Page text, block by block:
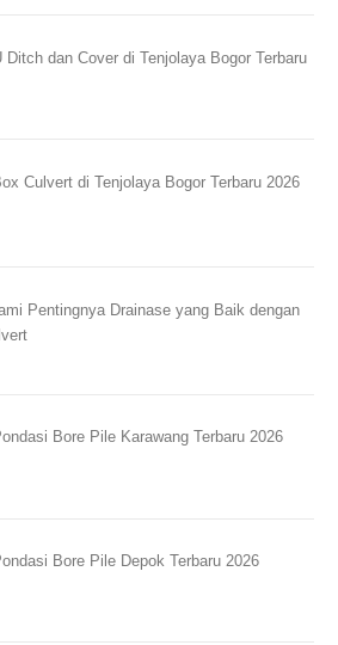
Ditch dan Cover di Tenjolaya Bogor Terbaru
Culvert di Tenjolaya Bogor Terbaru 2026
Pentingnya Drainase yang Baik dengan
Bore Pile Karawang Terbaru 2026
Bore Pile Depok Terbaru 2026